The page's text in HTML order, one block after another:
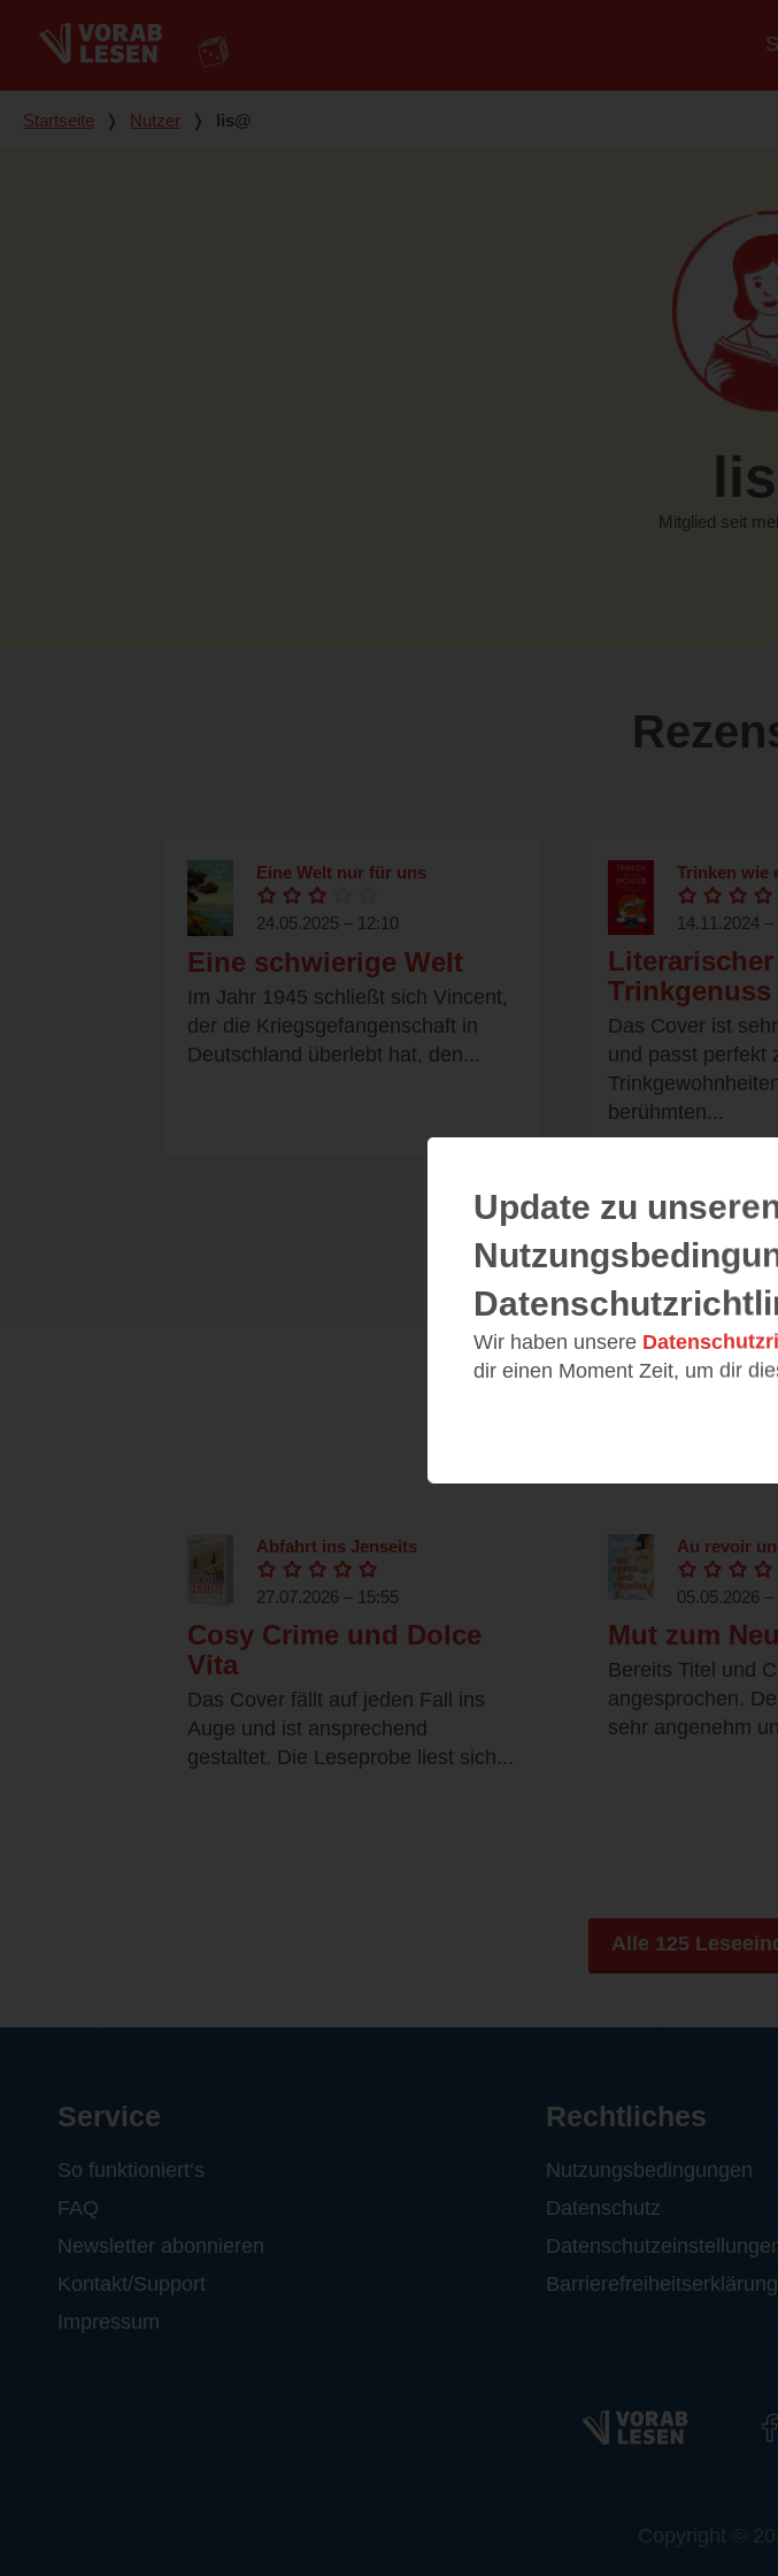
Du bist hier
Startseite ❭ Nutzer ❭ lis@
Mitglied seit
Eine Welt nur für uns
24.05.2025 – 12:10
Eine schwierige Welt
Im Jahr 1945 schließt sich Vincent,
der die Kriegsgefangenschaft in
Deutschland überlebt hat, den...
Trinken wie
14.11.2024 –
Literarischer
Trinkgenuss
Das Cover ist
und passt perfekt
berühmten...
Alle 49
Abfahrt ins Jenseits
27.07.2026 – 15:55
Cosy Crime und Dolce
Vita
Das Cover fällt auf jeden Fall ins
Auge und ist ansprechend
gestaltet. Die Leseprobe liest sich...
Au revoir
05.05.2026 –
Mut zum
Bereits Titel und
angesprochen.
sehr angenehm
Alle 125
Update zu
Wir haben unsere
dir einen Moment Zeit, um dir
Service
So funktioniert‘s
FAQ
Newsletter abonnieren
Kontakt/Support
Impressum
Rechtliches
Nutzungsbedingungen
Datenschutz
Barrierefreiheitserklärung
Copyright ©